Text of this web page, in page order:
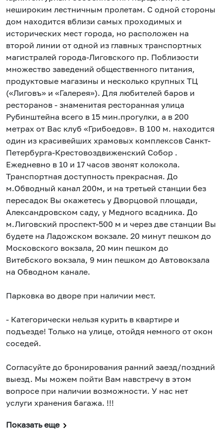
нешироким лестничным пролетам. С одной стороны
дом находится вблизи самых проходимых и
исторических мест города, но расположен на
второй линии от одной из главных транспортных
магистралей города-Лиговского пр. Поблизости
множество заведений общественного питания,
продуктовые магазины и несколько крупных ТЦ
(«Лиговъ» и «Галерея»). Для любителей баров и
ресторанов - знаменитая ресторанная улица
Рубинштейна всего в 15 мин.прогулки, а в 200
метрах от Вас клуб «Грибоедов». В 100 м. находится
один из красивейших храмовых комплексов Санкт-
Петербурга-Крестовоздвиженский Собор .
Ежедневно в 10 и 17 часов звонят колокола.
Транспортная доступность прекрасная. До
м.Обводный канал 200м, и на третьей станции без
пересадок Вы окажетесь у Дворцовой площади,
Александровском саду, у Медного всадника. До
м.Лиговский проспект-500 м и через две станции Вы
будете на Ладожском вокзале. 20 минут пешком до
Московского вокзала, 20 мин пешком до
Витебского вокзала, 9 мин пешком до Автовокзала
на Обводном канале.
Парковка во дворе при наличии мест.
- Категорически нельзя курить в квартире и
подъезде! Только на улице, отойдя немного от окон
соседей.
Согласуйте до бронирования ранний заезд/поздний
выезд. Мы можем пойти Вам навстречу в этом
вопросе при наличии возможности. У нас нет
услуги хранения багажа. !!!
Показать еще